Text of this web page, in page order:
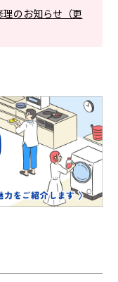
のお知らせ（更